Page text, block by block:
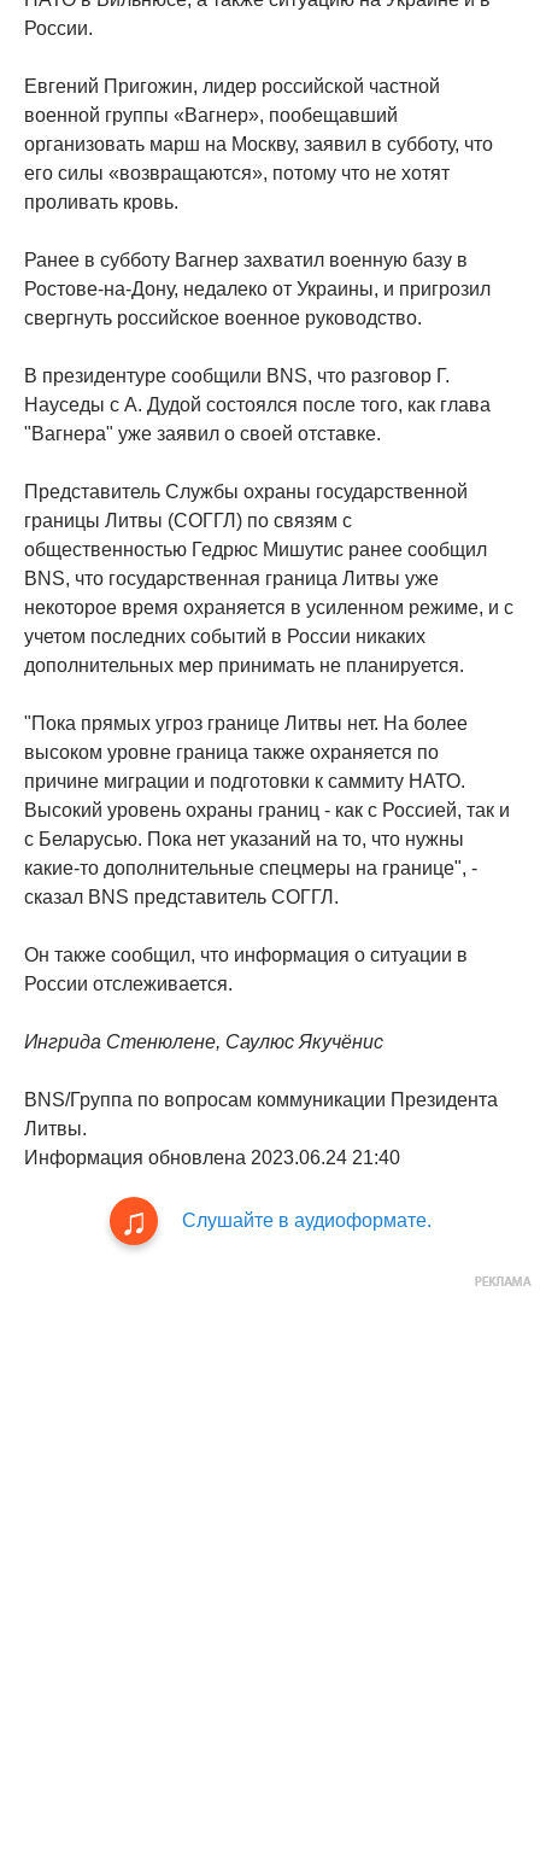
России.
Евгений Пригожин, лидер российской частной
военной группы «Вагнер», пообещавший
организовать марш на Москву, заявил в субботу, что
его силы «возвращаются», потому что не хотят
проливать кровь.
Ранее в субботу Вагнер захватил военную базу в
Ростове-на-Дону, недалеко от Украины, и пригрозил
свергнуть российское военное руководство.
В президентуре сообщили BNS, что разговор Г.
Науседы с А. Дудой состоялся после того, как глава
"Вагнера" ​​уже заявил о своей отставке.
Представитель Службы охраны государственной
границы Литвы (СОГГЛ) по связям с
общественностью Гедрюс Мишутис ранее сообщил
BNS, что государственная граница Литвы уже
некоторое время охраняется в усиленном режиме, и с
учетом последних событий в России никаких
дополнительных мер принимать не планируется.
"Пока прямых угроз границе Литвы нет. На более
высоком уровне граница также охраняется по
причине миграции и подготовки к саммиту НАТО.
Высокий уровень охраны границ - как с Россией, так и
с Беларусью. Пока нет указаний на то, что нужны
какие-то дополнительные спецмеры на границе", -
сказал BNS представитель СОГГЛ.
Он также сообщил, что информация о ситуации в
России отслеживается.
Ингрида Стенюлене, Саулюс Якучёнис
BNS/Группа по вопросам коммуникации Президента
Литвы.
Информация обновлена ​​2023.06.24 21:40
Слушайте в аудиоформате.